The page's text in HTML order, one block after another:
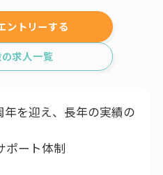
ントリーする
求人一覧
年を迎え、長年の実績の
ポート体制